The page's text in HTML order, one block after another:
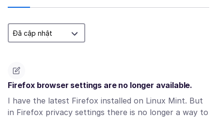
Firefox browser settings are no longer available.
I have the latest Firefox installed on Linux Mint. But
in Firefox privacy settings there is no longer a way to